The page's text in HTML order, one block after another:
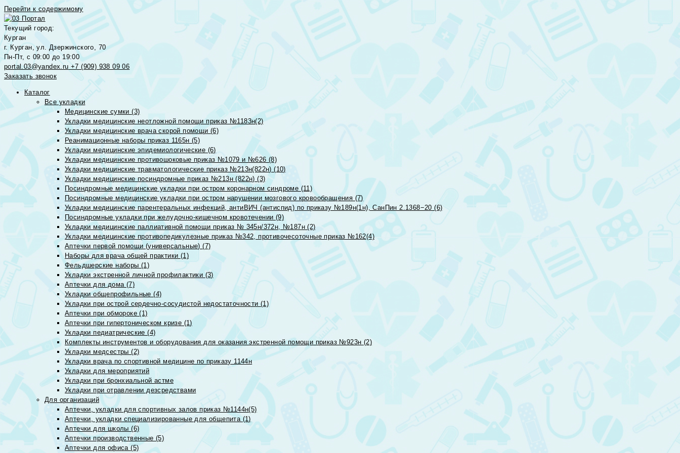
Перейти к содержимому
Текущий город:
Курган
г. Курган, ул. Дзержинского, 70
Пн-Пт, с 09:00 до 19:00
portal.03@yandex.ru +7 (909) 938 09 06
Заказать звонок
Каталог
Все укладки
Медицинские сумки (3)
Укладки медицинские неотложной помощи приказ №1183н(2)
Укладки медицинские врача скорой помощи (6)
Реанимационные наборы приказ 1165н (5)
Укладки медицинские эпидемиологические (6)
Укладки медицинские противошоковые приказ №1079 и №626 (8)
Укладки медицинские травматологические приказ №213н(822н) (10)
Укладки медицинские посиндромные приказ №213н (822н) (3)
Посиндромные медицинские укладки при остром коронарном синдроме (11)
Посиндромные медицинские укладки при остром нарушении мозгового кровообращения (7)
Укладки медицинские парентеральных инфекций, антиВИЧ (антиспид) по приказу №189н(1н), СанПин 2.1368−20 (6)
Посиндромные укладки при желудочно-кишечном кровотечении (9)
Укладки медицинские паллиативной помощи приказ № 345н/372н, №187н (2)
Укладки медицинские противопедикулезные приказ №342, противочесоточные приказ №162(4)
Аптечки первой помощи (универсальные) (7)
Наборы для врача общей практики (1)
Фельдшерские наборы (1)
Укладки экстренной личной профилактики (3)
Аптечки для дома (7)
Укладки общепрофильные (4)
Укладки при острой сердечно-сосудистой недостаточности (1)
Аптечки при обмороке (1)
Аптечки при гипертоническом кризе (1)
Укладки педиатрические (4)
Комплекты инструментов и оборудования для оказания экстренной помощи приказ №923н (2)
Укладки медсестры (2)
Укладки врача по спортивной медицине по приказу 1144н
Укладки для мероприятий
Укладки при бронхиальной астме
Укладки при отравлении дезсредствами
Для организаций
Аптечки, укладки для спортивных залов приказ №1144н(5)
Аптечки, укладки специализированные для общепита (1)
Аптечки для школы (6)
Аптечки производственные (5)
Аптечки для офиса (5)